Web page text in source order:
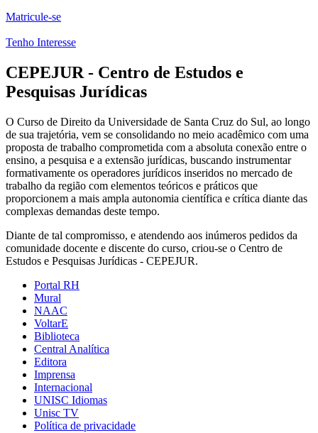
Matricule-se
Tenho Interesse
CEPEJUR - Centro de Estudos e
Pesquisas Jurídicas
O Curso de Direito da Universidade de Santa Cruz do Sul, ao longo
de sua trajetória, vem se consolidando no meio acadêmico com uma
proposta de trabalho comprometida com a absoluta conexão entre o
ensino, a pesquisa e a extensão jurídicas, buscando instrumentar
formativamente os operadores jurídicos inseridos no mercado de
trabalho da região com elementos teóricos e práticos que
proporcionem a mais ampla autonomia científica e crítica diante das
complexas demandas deste tempo.
Diante de tal compromisso, e atendendo aos inúmeros pedidos da
comunidade docente e discente do curso, criou-se o Centro de
Estudos e Pesquisas Jurídicas - CEPEJUR.
Portal RH
Mural
NAAC
VoltarE
Biblioteca
Central Analítica
Editora
Imprensa
Internacional
UNISC Idiomas
Unisc TV
Política de privacidade